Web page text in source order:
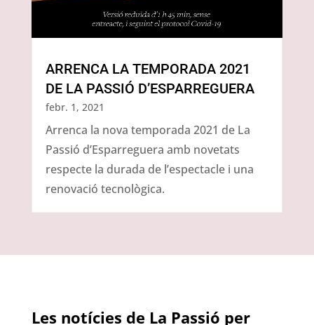
ARRENCA LA TEMPORADA 2021
DE LA PASSIÓ D’ESPARREGUERA
febr. 1, 2021
Arrenca la nova temporada 2021 de La
Passió d’Esparreguera amb novetats
respecte la durada de l’espectacle i una
renovació tecnològica.
Les notícies de La Passió per